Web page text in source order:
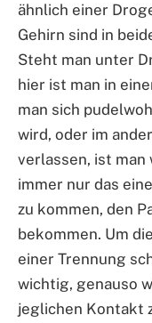
ähnlich einer
Gehirn sind in
Steht man unter
hier ist man in
man sich
wird, oder im
verlassen, ist man
immer nur das
zu kommen, den
bekommen. Um
einer Trennung
wichtig, genauso
jeglichen Kontakt